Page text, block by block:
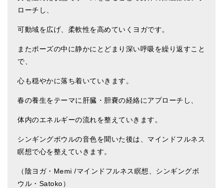
ローチし、
可動域を広げ、柔軟性を高めていくヨガです。
またポーズの中に静かにとどまり深い呼吸を繰り返すこと
で、
心も穏やかに落ち着いていきます。
春の養生をテーマに肝臓・胆嚢の経絡にアプローチし、
体内のエネルギーの流れを整えていきます。
シンギングボウルの音色を聞いた後は、マインドフルネス
瞑想で心を整えていきます。
（陰ヨガ・ Memi /マインドフルネス瞑想、シンギングボ
ウル・ Satoko）